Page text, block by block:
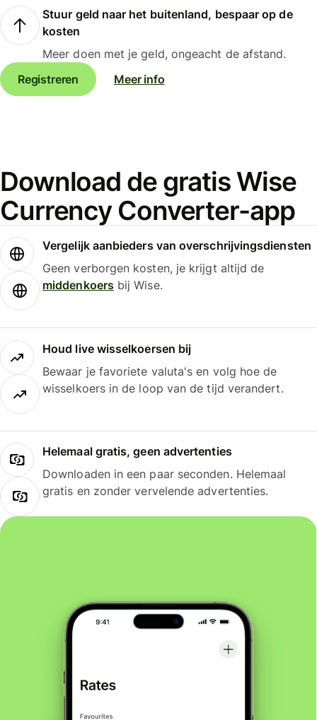
Stuur geld naar het buitenland, bespaar op de
kosten
Meer doen met je geld, ongeacht de afstand.
Registreren
Meer info
Download de gratis Wise
Currency Converter-app
Vergelijk aanbieders van overschrijvingsdiensten
Geen verborgen kosten, je krijgt altijd de
middenkoersbij Wise.
Houd live wisselkoersen bij
Bewaar je favoriete valuta's en volg hoe de
wisselkoers in de loop van de tijd verandert.
Helemaal gratis, geen advertenties
Downloaden in een paar seconden. Helemaal
gratis en zonder vervelende advertenties.